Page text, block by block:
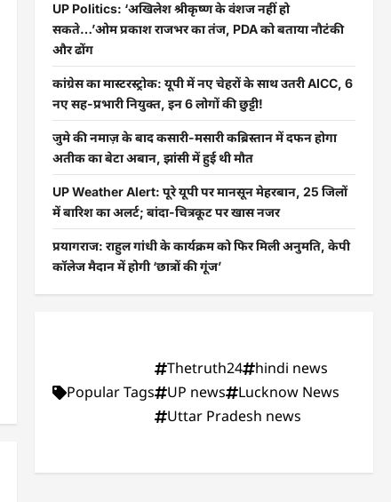
UP Politics: ‘अखिलेश श्रीकृष्ण के वंशज नहीं हो
सकते…’ओम प्रकाश राजभर का तंज, PDA को बताया नौटंकी
और ढोंग
कांग्रेस का मास्टरस्ट्रोक: यूपी में नए चेहरों के साथ उतरी AICC, 6
नए सह-प्रभारी नियुक्त, इन 6 लोगों की छुट्टी!
जुमे की नमाज़ के बाद कसारी-मसारी कब्रिस्तान में दफन होगा
अतीक का बेटा अबान, झांसी में हुई थी मौत
UP Weather Alert: पूरे यूपी पर मानसून मेहरबान, 25 जिलों
में बारिश का अलर्ट; बांदा-चित्रकूट पर खास नजर
प्रयागराज: राहुल गांधी के कार्यक्रम को फिर मिली अनुमति, केपी
कॉलेज मैदान में होगी ‘छात्रों की गूंज’
Popular Tags
Thetruth24
hindi news
UP news
Lucknow News
Uttar Pradesh news